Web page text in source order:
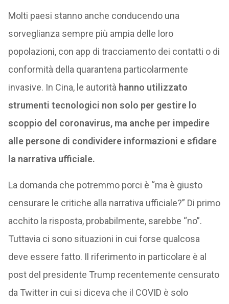
Molti paesi stanno anche conducendo una
sorveglianza sempre più ampia delle loro
popolazioni, con app di tracciamento dei contatti o di
conformità della quarantena particolarmente
invasive. In Cina, le autorità hanno utilizzato
strumenti tecnologici non solo per gestire lo
scoppio del coronavirus, ma anche per impedire
alle persone di condividere informazioni e sfidare
la narrativa ufficiale.
La domanda che potremmo porci è “ma è giusto
censurare le critiche alla narrativa ufficiale?” Di primo
acchito la risposta, probabilmente, sarebbe “no”.
Tuttavia ci sono situazioni in cui forse qualcosa
deve essere fatto. Il riferimento in particolare è al
post del presidente Trump recentemente censurato
da Twitter in cui si diceva che il COVID è solo